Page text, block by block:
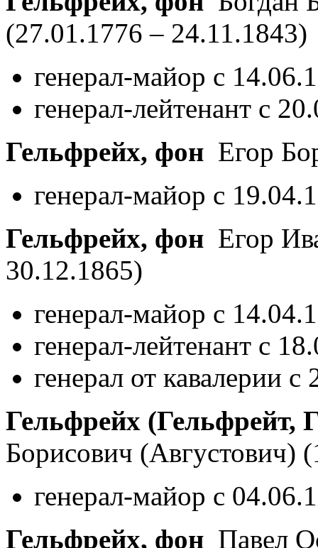
(27.01.1776 – 24.11.1843)
генерал-майор с
генерал-лейтенант с
Гельфрейх, фон Егор
генерал-майор с
Гельфрейх, фон Егор
30.12.1865)
генерал-майор с
генерал-лейтенант с
генерал от кавалерии с
Гельфрейх (Гельфрейт,
Борисович (Августович)
генерал-майор с
Гельфрейх, фон Павел